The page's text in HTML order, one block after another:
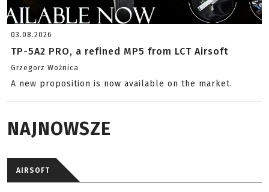
03.08.2026
TP-5A2 PRO, a refined MP5 from LCT Airsoft
Grzegorz Woźnica
A new proposition is now available on the market.
NAJNOWSZE
AIRSOFT